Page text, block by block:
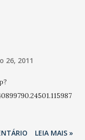
26, 2011
LEIA MAIS »